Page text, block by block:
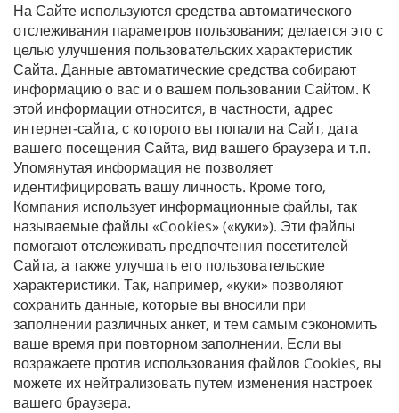
На Сайте используются средства автоматического
отслеживания параметров пользования; делается это с
целью улучшения пользовательских характеристик
Сайта. Данные автоматические средства собирают
информацию о вас и о вашем пользовании Сайтом. К
этой информации относится, в частности, адрес
интернет-сайта, с которого вы попали на Сайт, дата
вашего посещения Сайта, вид вашего браузера и т.п.
Упомянутая информация не позволяет
идентифицировать вашу личность. Кроме того,
Компания использует информационные файлы, так
называемые файлы «Cookies» («куки»). Эти файлы
помогают отслеживать предпочтения посетителей
Сайта, а также улучшать его пользовательские
характеристики. Так, например, «куки» позволяют
сохранить данные, которые вы вносили при
заполнении различных анкет, и тем самым сэкономить
ваше время при повторном заполнении. Если вы
возражаете против использования файлов Cookies, вы
можете их нейтрализовать путем изменения настроек
вашего браузера.